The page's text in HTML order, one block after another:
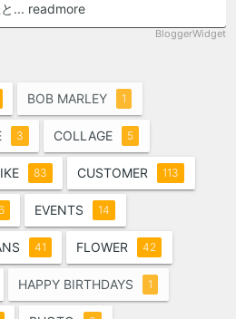
... readmore
BloggerWidget
BOB MARLEY 1
3 COLLAGE 5
83 CUSTOMER 113
EVENTS 14
41 FLOWER 42
HAPPY BIRTHDAYS 1